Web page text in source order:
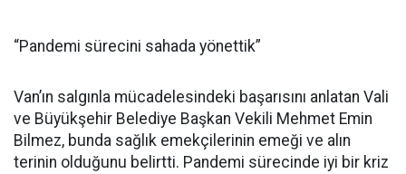
“Pandemi sürecini sahada yönettik”
Van’ın salgınla mücadelesindeki başarısını anlatan Vali
ve Büyükşehir Belediye Başkan Vekili Mehmet Emin
Bilmez, bunda sağlık emekçilerinin emeği ve alın
terinin olduğunu belirtti. Pandemi sürecinde iyi bir kriz